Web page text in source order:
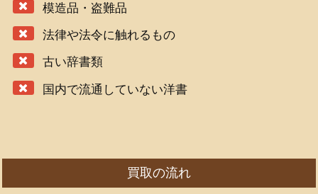
模造品・盗難品
法律や法令に触れるもの
古い辞書類
国内で流通していない洋書
買取の流れ